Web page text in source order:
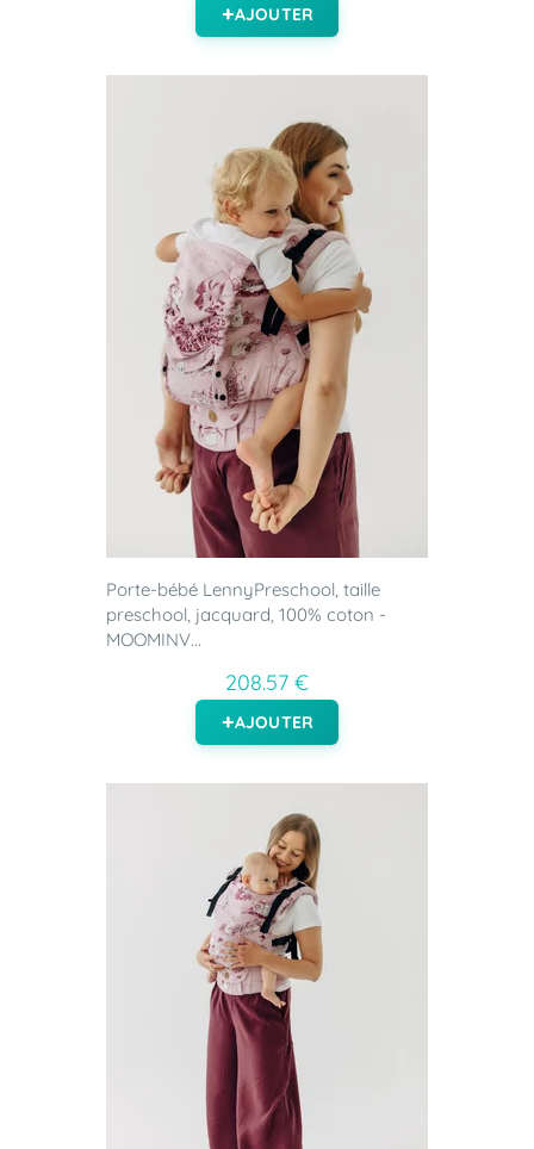
AJOUTER
Porte-bébé LennyPreschool, taille
preschool, jacquard, 100% coton -
MOOMINV...
208.57 €
AJOUTER